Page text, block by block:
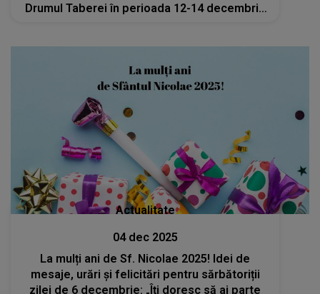
Drumul Taberei în perioada 12-14 decembrie
Actualitate
04 dec 2025
La mulți ani de Sf. Nicolae 2025! Idei de
mesaje, urări și felicitări pentru sărbătoriții
zilei de 6 decembrie: „Îți doresc să ai parte